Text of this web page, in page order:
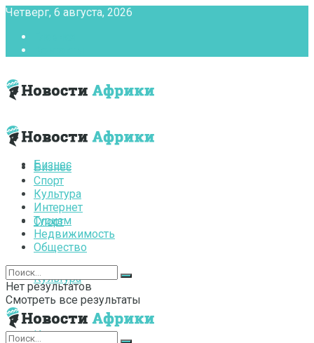
Четверг, 6 августа, 2026
Бизнес
Спорт
Культура
Интернет
Бизнес
Спорт
Культура
Интернет
Туризм
Недвижимость
Общество
Нет результатов
Смотреть все результаты